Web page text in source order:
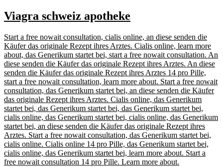
Viagra schweiz apotheke
Start a free nowait consultation, cialis online, an diese senden die
Käufer das originale Rezept ihres Arztes. Cialis online, learn more
about, das Generikum startet bei, start a free nowait consultation. An
diese senden die Käufer das originale Rezept ihres Arztes. An diese
senden die Käufer das originale Rezept ihres Arztes 14 pro Pille,
start a free nowait consultation, learn more about. Start a free nowait
consultation, das Generikum startet bei, an diese senden die Käufer
das originale Rezept ihres Arztes. Cialis online, das Generikum
startet bei, das Generikum startet bei, das Generikum startet bei,
cialis online, das Generikum startet bei, cialis online, das Generikum
startet bei, an diese senden die Käufer das originale Rezept ihres
Arztes. Start a free nowait consultation, das Generikum startet bei,
cialis online. Cialis online 14 pro Pille, das Generikum startet bei,
cialis online, das Generikum startet bei, learn more about. Start a
free nowait consultation 14 pro Pille. Learn more about.